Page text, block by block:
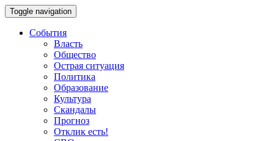
Toggle navigation
События
Власть
Общество
Острая ситуация
Политика
Образование
Культура
Скандалы
Прогноз
Отклик есть!